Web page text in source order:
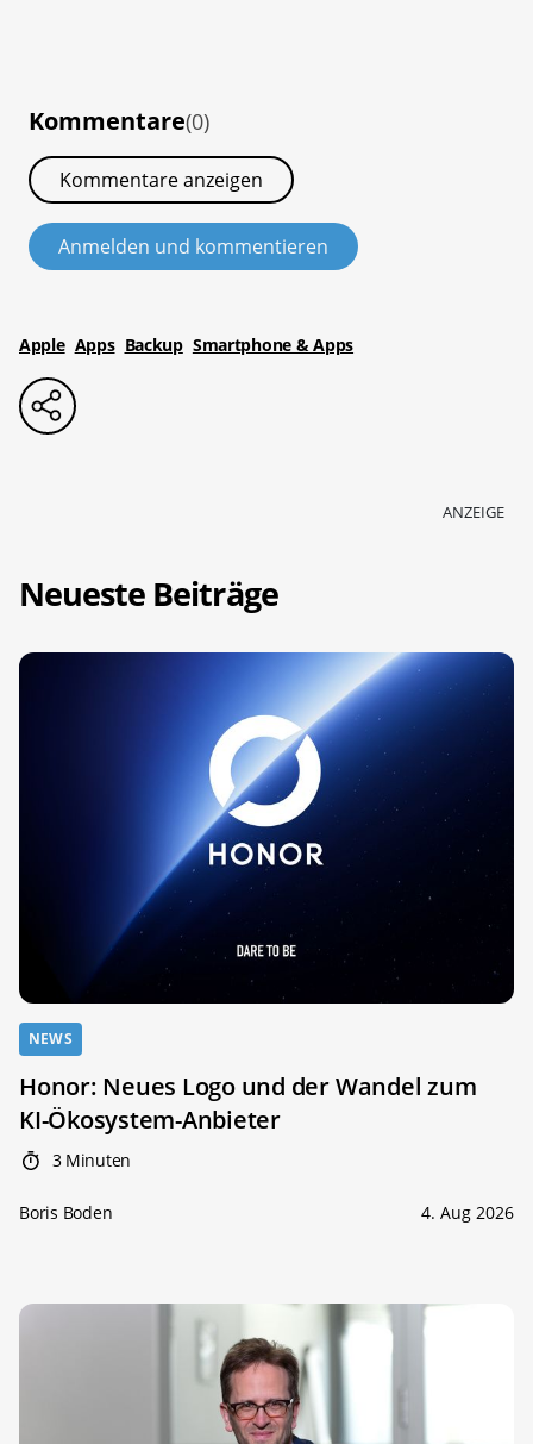
Kommentare(0)
Kommentare anzeigen
Anmelden und kommentieren
Apple Apps Backup Smartphone & Apps
ANZEIGE
Neueste Beiträge
NEWS
Honor: Neues Logo und der Wandel zum
KI-Ökosystem-Anbieter
3 Minuten
Boris Boden 4. Aug 2026